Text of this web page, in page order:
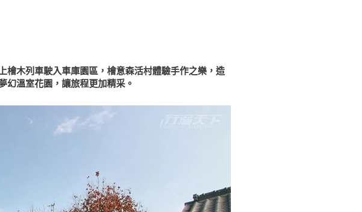
檜木列車駛入車庫園區，檜意森活村體驗手作之樂，造
幻溫室花園，讓旅程更加精采。